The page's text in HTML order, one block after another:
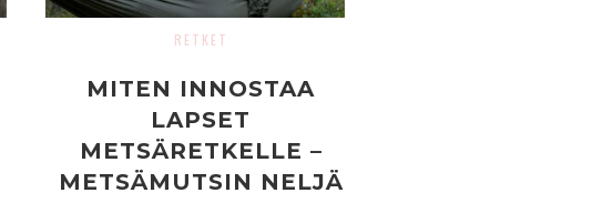
RETKET
MITEN INNOSTAA
LAPSET
METSÄRETKELLE –
METSÄMUTSIN NELJÄ